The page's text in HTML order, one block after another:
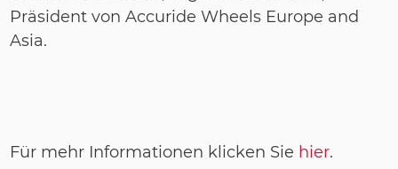
Präsident von Accuride Wheels Europe and
Asia.
Für mehr Informationen klicken Sie hier.